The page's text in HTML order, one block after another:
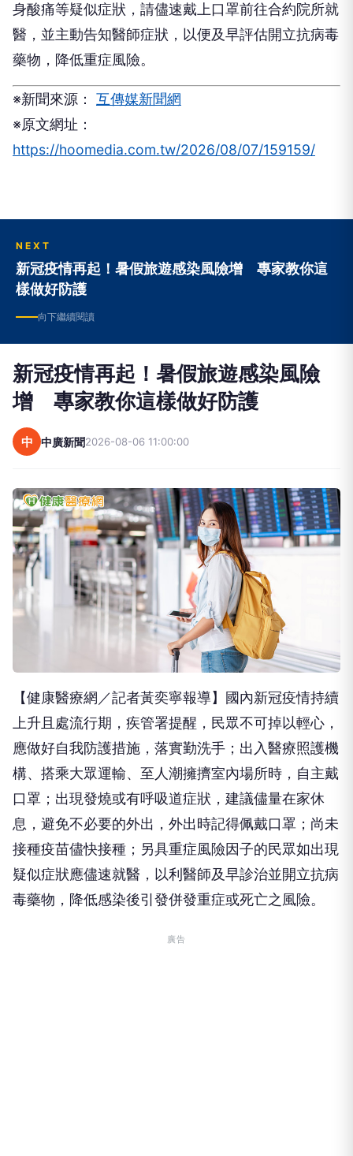
身酸痛等疑似症狀，請儘速戴上口罩前往合約院所就
醫，並主動告知醫師症狀，以便及早評估開立抗病毒
藥物，降低重症風險。
※新聞來源： 互傳媒新聞網
※原文網址：
https://hoomedia.com.tw/2026/08/07/159159/
NEXT
新冠疫情再起！暑假旅遊感染風險增 專家教你這
樣做好防護
向下繼續閱讀
新冠疫情再起！暑假旅遊感染風險
增 專家教你這樣做好防護
中 中廣新聞2026-08-06 11:00:00
【健康醫療網／記者黃奕寧報導】國內新冠疫情持續
上升且處流行期，疾管署提醒，民眾不可掉以輕心，
應做好自我防護措施，落實勤洗手；出入醫療照護機
構、搭乘大眾運輸、至人潮擁擠室內場所時，自主戴
口罩；出現發燒或有呼吸道症狀，建議儘量在家休
息，避免不必要的外出，外出時記得佩戴口罩；尚未
接種疫苗儘快接種；另具重症風險因子的民眾如出現
疑似症狀應儘速就醫，以利醫師及早診治並開立抗病
毒藥物，降低感染後引發併發重症或死亡之風險。
廣告